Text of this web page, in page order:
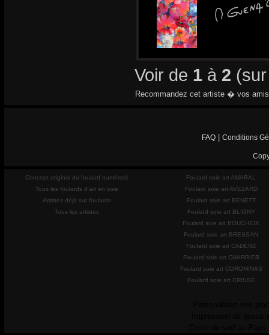
Voir de 1 à 2
Recommandez cet artiste � vos
FAQ Conditions
Concept original du foulard numéroté
Tous les foulards d'art en soie
Artistes déjà sur foulards
Tous les artistes
Foulard soie art AMARAL
Foulard soie art AVEZARD
Foulard soie art BENETT
Foulard soie art BLIGNY
Foulard soie art BOUCHEIX
Foulard soie art BRESSAN
Foulard soie art CADENE
Foulard soie art CHARRIER
Foulard soie art COROMINAS
Foulard soie art CRISSE